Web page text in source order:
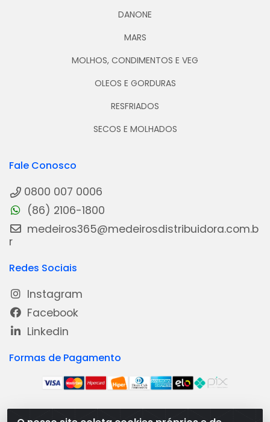
DANONE
MARS
MOLHOS, CONDIMENTOS E VEG
OLEOS E GORDURAS
RESFRIADOS
SECOS E MOLHADOS
Fale Conosco
0800 007 0006
(86) 2106-1800
medeiros365@medeirosdistribuidora.com.b
r
Redes Sociais
Instagram
Facebook
Linkedin
Formas de Pagamento